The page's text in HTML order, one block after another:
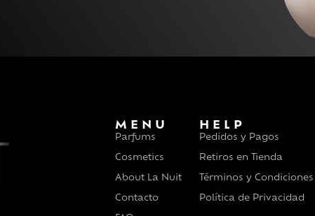
MENU
Parfums
Cosmetics
About La Nuit
Contacto
HELP
Pedidos y Pagos
Retiros en Tienda
Términos y Condiciones
Política de Privacidad